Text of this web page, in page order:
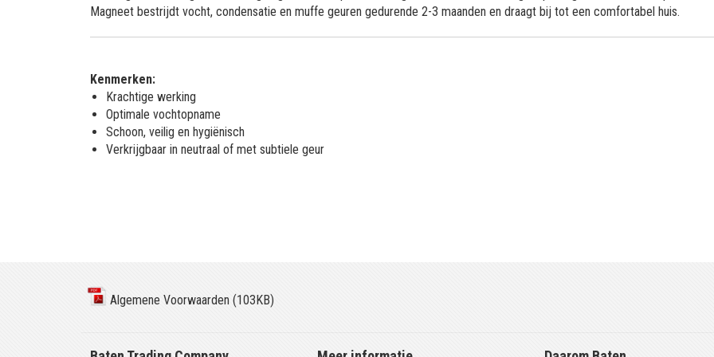
Magneet bestrijdt vocht, condensatie en muffe geuren gedurende 2-3 maanden en draagt ​​bij tot een comfortabel huis.
Kenmerken:
Krachtige werking
Optimale vochtopname
Schoon, veilig en hygiënisch
Verkrijgbaar in neutraal of met subtiele geur
Algemene Voorwaarden (103KB)